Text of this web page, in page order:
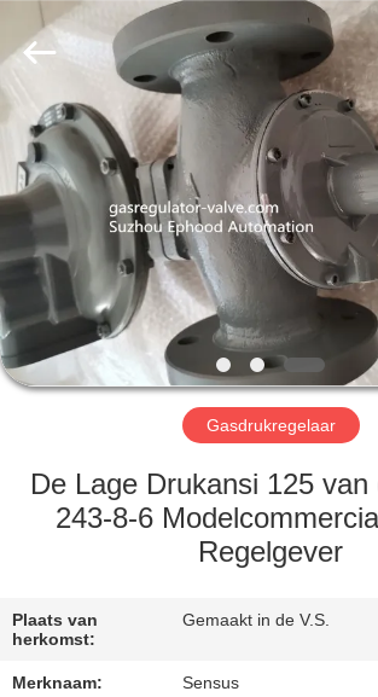
HUIS
PRODUCTEN
OVER
ONS
FABRIEKSTOCHT
MET
ONS
Equipment
Ltd..
All
Gasdrukregelaar
De Lage Drukansi 125 van
243-8-6
Regelgever
Plaats van
herkomst:
Gemaakt in de V.S.
Merknaam: Sensus